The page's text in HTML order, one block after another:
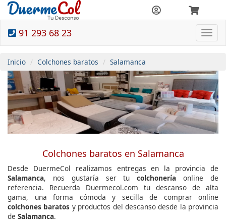
91 293 68 23
Inicio Colchones baratos Salamanca
Colchones baratos en Salamanca
Desde DuermeCol realizamos entregas en la provincia de
Salamanca, nos gustaría ser tucolchonería online de
referencia. Recuerda Duermecol.com tu descanso de alta
gama, una forma cómoda y secilla de comprar online
colchones baratos y productos del descanso desde la provincia
de Salamanca.